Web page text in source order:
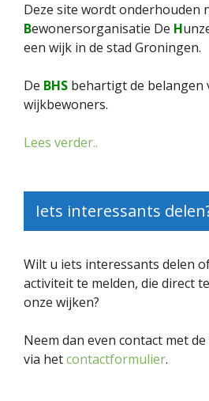
Deze site wordt onderhouden
Bewonersorganisatie De H
een wijk in de stad Groningen.
De BHS behartigt de belangen
wijkbewoners.
Lees verder..
Iets interessants
Wilt u iets interessants delen
activiteit te melden, die direct
onze wijken?
Neem dan even contact met
via hetcontactformulier.